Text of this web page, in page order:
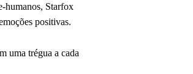
humanos, Starfox
positivas.
uma trégua a cada